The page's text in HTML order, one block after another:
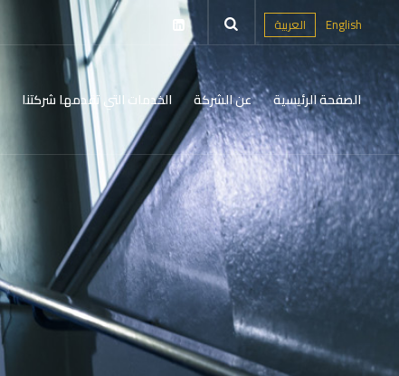
العربية English
الخدمات التي تقدمها شركتنا عن الشركة الصفحة الرئيسية